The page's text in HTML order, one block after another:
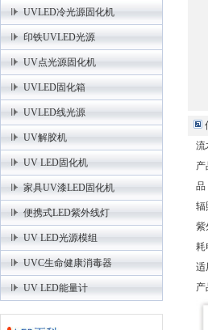
UVLED冷光源固化机
印铁UVLED光源
UV点光源固化机
UVLED固化箱
UVLED线光源
UV解胶机
UV LED固化机
家具UV漆LED固化机
便携式LED紫外线灯
UV LED光源模组
UVC生命健康消毒器
UV LED能量计
流
产
辐
紫
耗
适